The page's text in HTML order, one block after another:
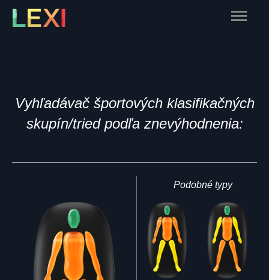
Skip
Main
Vyhľadávač športových klasifikačných
skupín/tried podľa znevýhodnenia:
Podobné typy